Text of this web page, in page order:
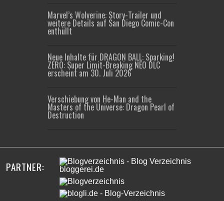
Marvel’s Wolverine: Story-Trailer und
weitere Details auf San Diego Comic-Con
enthüllt
Neue Inhalte für DRAGON BALL: Sparking!
ZERO: Super Limit-Breaking NEO DLC
erscheint am 30. Juli 2026
Verschiebung von He-Man and the
Masters of the Universe: Dragon Pearl of
Destruction
PARTNER: